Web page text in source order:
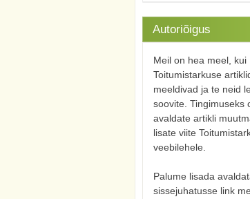
Autoriõigus
Meil on hea meel, kui
Toitumistarkuse
meeldivad ja te neid
soovite. Tingimuseks
avaldate artikli
lisate viite
veebilehele.
Palume lisada
sissejuhatusse link